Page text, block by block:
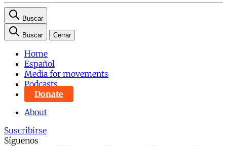
Buscar
Buscar Cerrar
Home
Español
Media for movements
Podcasts
Donate
About
Suscribirse
Síguenos